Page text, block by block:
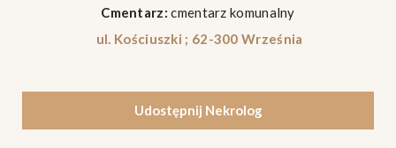
Cmentarz: cmentarz komunalny
ul. Kościuszki ; 62-300 Września
Udostępnij Nekrolog